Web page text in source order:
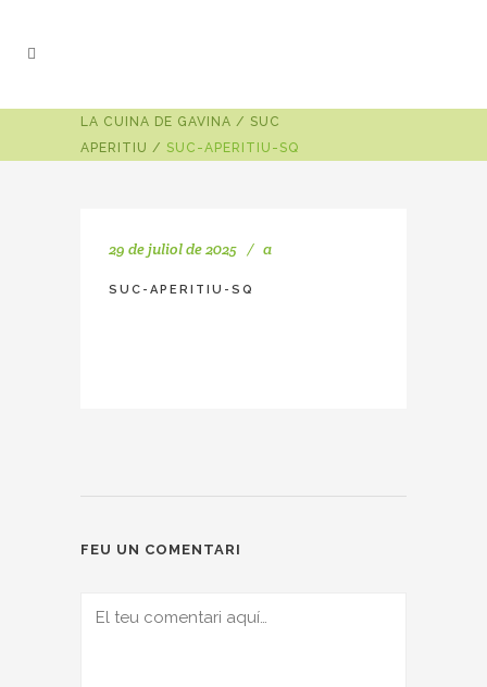
LA CUINA DE GAVINA / SUC
APERITIU / SUC-APERITIU-SQ
29 de juliol de 2025 a
SUC-APERITIU-SQ
FEU UN COMENTARI